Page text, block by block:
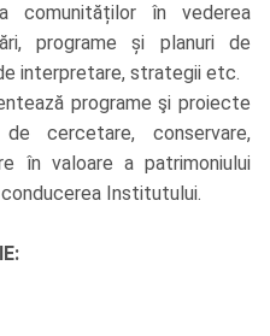
în vederea
programe și planuri de
interpretare, strategii etc.
programe şi proiecte
cercetare, conservare,
în valoare a patrimoniului
Institutului.